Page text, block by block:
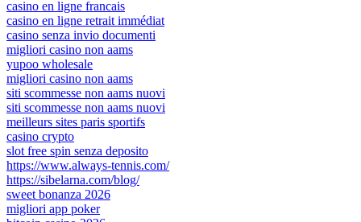
casino en ligne francais
casino en ligne retrait immédiat
casino senza invio documenti
migliori casino non aams
yupoo wholesale
migliori casino non aams
siti scommesse non aams nuovi
siti scommesse non aams nuovi
meilleurs sites paris sportifs
casino crypto
slot free spin senza deposito
https://www.always-tennis.com/
https://sibelarna.com/blog/
sweet bonanza 2026
migliori app poker